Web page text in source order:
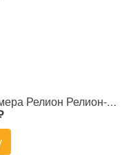
Взрывозащищенная IP-видеокамера Релион Релион-Exd-Н-100-ИК-IP5Мп2.8mm-PoE-МК-TR